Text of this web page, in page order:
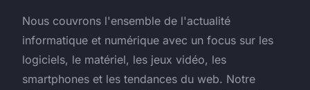
Nous couvrons l'ensemble de l'actualité
informatique et numérique avec un focus sur les
logiciels, le matériel, les jeux vidéo, les
smartphones et les tendances du web. Notre